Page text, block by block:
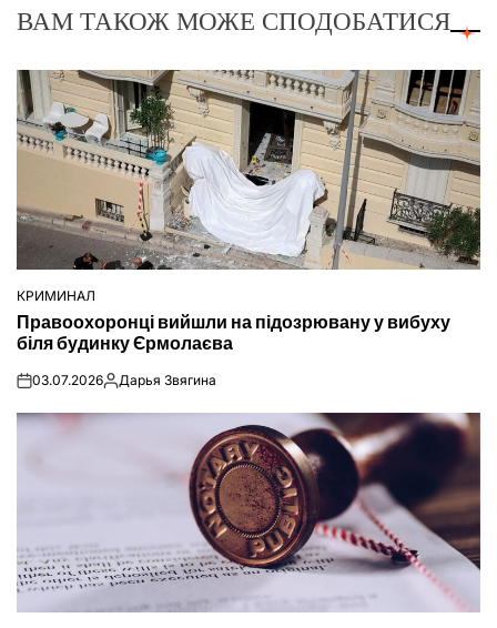
ВАМ ТАКОЖ МОЖЕ СПОДОБАТИСЯ
ОПУБЛІКУВАТИ
КРИМИНАЛ
Правоохоронці вийшли на підозрювану у вибуху
біля будинку Єрмолаєва
on03.07.2026Опубліковано
Дарья Звягина